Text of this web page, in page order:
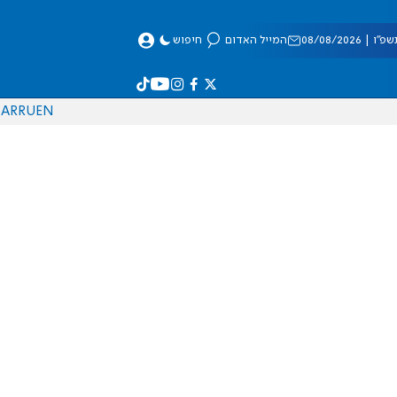
08/2026 המייל האדום חיפוש
EN
RU
AR